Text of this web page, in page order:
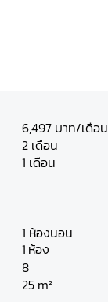
1 ห้องนอน
1
8
25 m²
ห้อง
6,497 บาท/เดือน
2 เดือน
1 เดือน